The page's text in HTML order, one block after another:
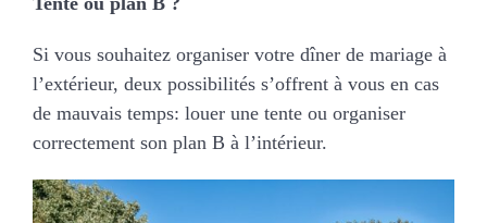
Si vous souhaitez organiser votre dîner de mariage à
l’extérieur, deux possibilités s’offrent à vous en cas
de mauvais temps: louer une tente ou organiser
correctement son plan B à l’intérieur.